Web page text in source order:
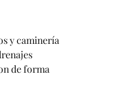
y caminería
de forma